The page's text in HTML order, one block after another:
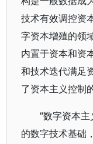
技术有效调控资
字资本增殖的领
内置于资本和资
和技术迭代满足
了资本主义控制
“数字资本
的数字技术基础